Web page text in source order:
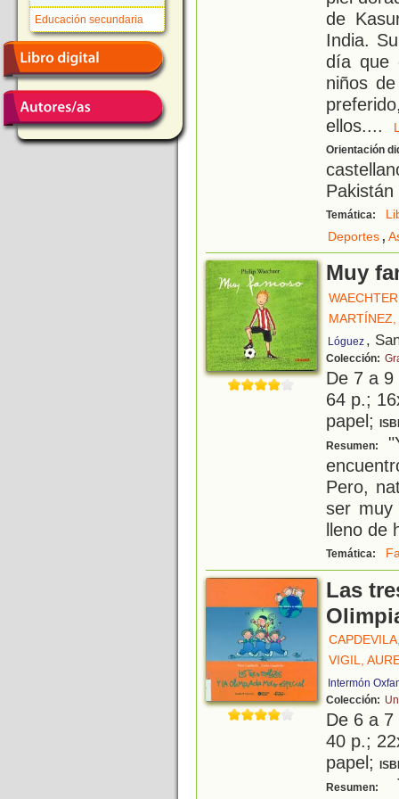
Educación secundaria
de
India.
día que
niños
ellos....
Orientación
Temática:
Deportes,
Muy
Lóguez ,
Colección:
De 7 a
64 p.;
papel;
Resumen:
Pero,
ser muy
lleno de
Temática:
Las
VIGIL,
Intermón
Colección:
De 6 a
40 p.;
papel;
Resumen: